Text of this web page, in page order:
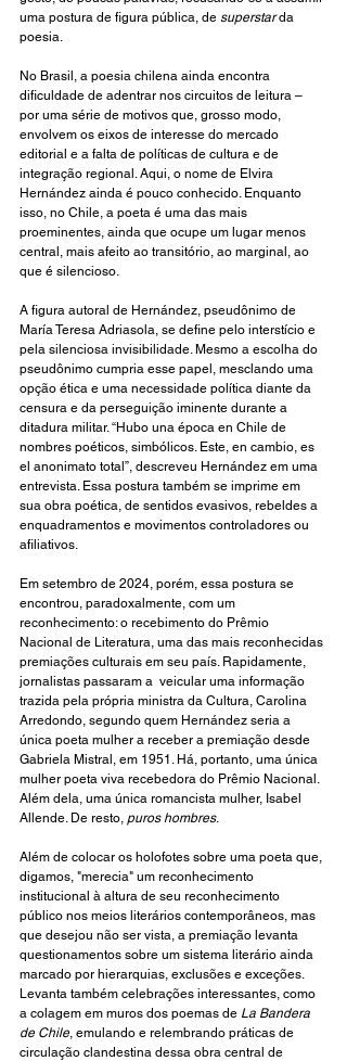
uma postura de figura pública, de superstar da
poesia.
No Brasil, a poesia chilena ainda encontra
dificuldade de adentrar nos circuitos de leitura –
por uma série de motivos que, grosso modo,
envolvem os eixos de interesse do mercado
editorial e a falta de políticas de cultura e de
integração regional. Aqui, o nome de Elvira
Hernández ainda é pouco conhecido. Enquanto
isso, no Chile, a poeta é uma das mais
proeminentes, ainda que ocupe um lugar menos
central, mais afeito ao transitório, ao marginal, ao
que é silencioso.
A figura autoral de Hernández, pseudônimo de
María Teresa Adriasola, se define pelo interstício e
pela silenciosa invisibilidade. Mesmo a escolha do
pseudônimo cumpria esse papel, mesclando uma
opção ética e uma necessidade política diante da
censura e da perseguição iminente durante a
ditadura militar. “Hubo una época en Chile de
nombres poéticos, simbólicos. Este, en cambio, es
el anonimato total”, descreveu Hernández em uma
entrevista. Essa postura também se imprime em
sua obra poética, de sentidos evasivos, rebeldes a
enquadramentos e movimentos controladores ou
afiliativos.
Em setembro de 2024, porém, essa postura se
encontrou, paradoxalmente, com um
reconhecimento: o recebimento do Prêmio
Nacional de Literatura, uma das mais reconhecidas
premiações culturais em seu país. Rapidamente,
jornalistas passaram a  veicular uma informação
trazida pela própria ministra da Cultura, Carolina
Arredondo, segundo quem Hernández seria a
única poeta mulher a receber a premiação desde
Gabriela Mistral, em 1951. Há, portanto, uma única
mulher poeta viva recebedora do Prêmio Nacional.
Além dela, uma única romancista mulher, Isabel
Allende. De resto, puros hombres.
Além de colocar os holofotes sobre uma poeta que,
digamos, "merecia" um reconhecimento
institucional à altura de seu reconhecimento
público nos meios literários contemporâneos, mas
que desejou não ser vista, a premiação levanta
questionamentos sobre um sistema literário ainda
marcado por hierarquias, exclusões e exceções.
Levanta também celebrações interessantes, como
a colagem em muros dos poemas de La Bandera
de Chile, emulando e relembrando práticas de
circulação clandestina dessa obra central de